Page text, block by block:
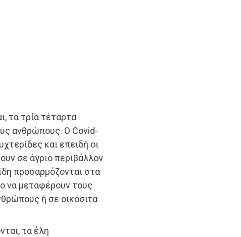
τα τρία τέταρτα
ανθρώπους. Ο Covid-
και επειδή οι
σε άγριο περιβάλλον
προσαρμόζονται στα
να μεταφέρουν τους
ή σε οικόσιτα
τα έλη